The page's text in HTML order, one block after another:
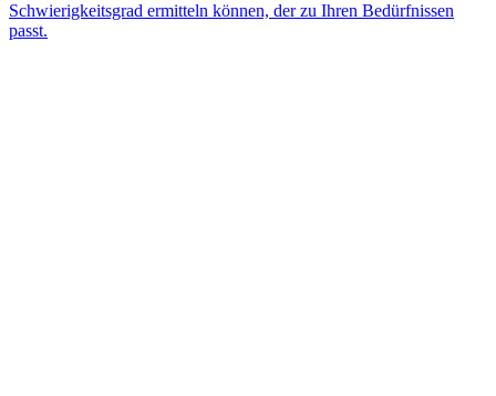
Schwierigkeitsgrad ermitteln können, der zu Ihren Bedürfnissen
passt.